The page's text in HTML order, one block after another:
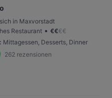
in Maxvorstadt
Restaurant • €€€€
: Mittagessen, Desserts, Dinner
262 rezensionen